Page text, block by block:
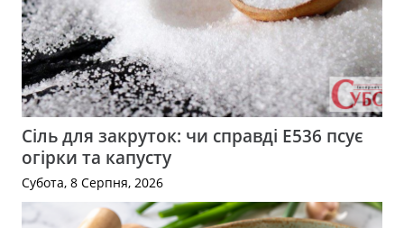
Сіль для закруток: чи справді Е536 псує
огірки та капусту
Субота, 8 Серпня, 2026